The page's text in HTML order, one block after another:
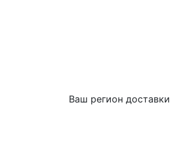
Ваш регион доставки